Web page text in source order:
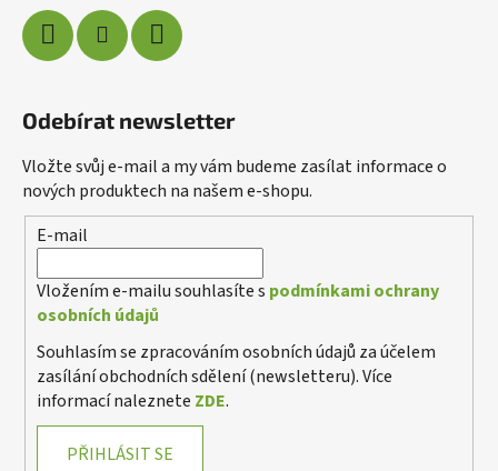
Odebírat newsletter
Vložte svůj e-mail a my vám budeme zasílat informace o
nových produktech na našem e-shopu.
E-mail
Vložením e-mailu souhlasíte s podmínkami ochrany
osobních údajů
Souhlasím se zpracováním osobních údajů za účelem
zasílání obchodních sdělení (newsletteru). Více
informací naleznete ZDE.
PŘIHLÁSIT SE
Powered by chaterimo